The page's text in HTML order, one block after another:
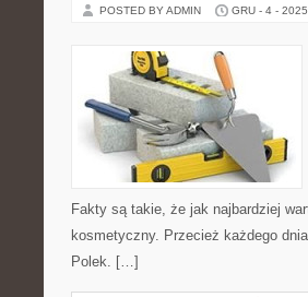
POSTED BY ADMIN GRU - 4 - 2025
Fakty są takie, że jak najbardziej
kosmetyczny. Przecież każdego
Polek. […]